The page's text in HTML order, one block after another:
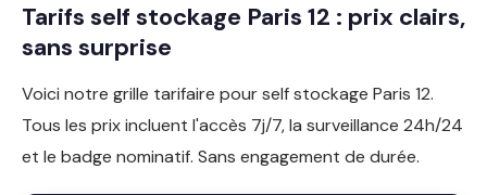
Tarifs self stockage Paris 12 : prix clairs,
sans surprise
Voici notre grille tarifaire pour self stockage Paris 12.
Tous les prix incluent l'accès 7j/7, la surveillance 24h/24
et le badge nominatif. Sans engagement de durée.